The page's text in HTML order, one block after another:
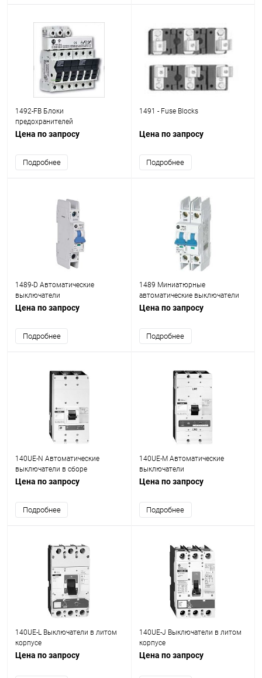
1492-FB Блоки
предохранителей
Цена по запросу
Подробнее
1491 - Fuse Blocks
Цена по запросу
Подробнее
1489-D Автоматические
выключатели
Цена по запросу
Подробнее
1489 Миниатюрные
автоматические выключатели
Цена по запросу
Подробнее
140UE-N Автоматические
выключатели в сборе
Цена по запросу
Подробнее
140UE-M Автоматические
выключатели
Цена по запросу
Подробнее
140UE-L Выключатели в литом
корпусе
Цена по запросу
140UE-J Выключатели в литом
корпусе
Цена по запросу